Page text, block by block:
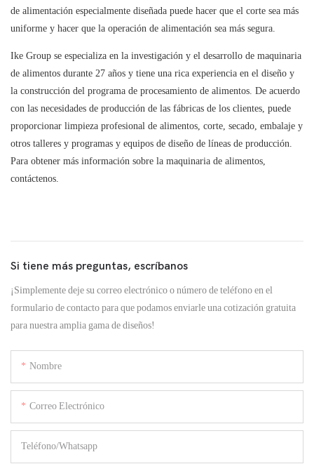
de alimentación especialmente diseñada puede hacer que el corte sea más
uniforme y hacer que la operación de alimentación sea más segura.
Ike Group se especializa en la investigación y el desarrollo de maquinaria
de alimentos durante 27 años y tiene una rica experiencia en el diseño y
la construcción del programa de procesamiento de alimentos. De acuerdo
con las necesidades de producción de las fábricas de los clientes, puede
proporcionar limpieza profesional de alimentos, corte, secado, embalaje y
otros talleres y programas y equipos de diseño de líneas de producción.
Para obtener más información sobre la maquinaria de alimentos,
contáctenos.
Si tiene más preguntas, escríbanos
¡Simplemente deje su correo electrónico o número de teléfono en el
formulario de contacto para que podamos enviarle una cotización gratuita
para nuestra amplia gama de diseños!
Nombre
Correo Electrónico
Teléfono/whatsapp